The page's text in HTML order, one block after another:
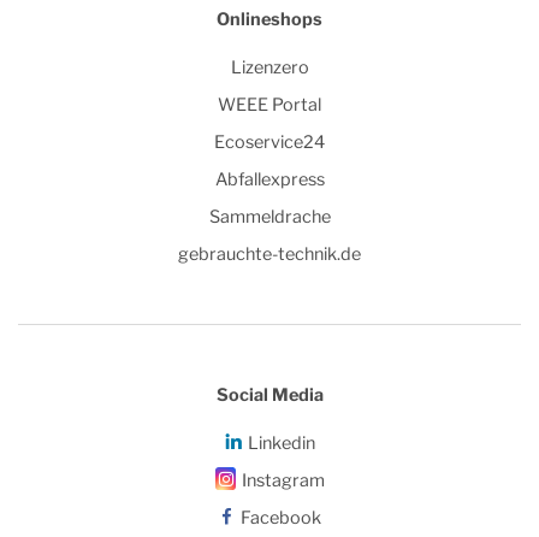
Onlineshops
Lizenzero
WEEE Portal
Ecoservice24
Abfallexpress
Sammeldrache
gebrauchte-technik.de
Social Media
Linkedin
Instagram
Facebook